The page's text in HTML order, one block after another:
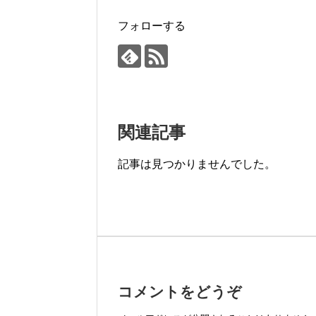
フォローする
関連記事
記事は見つかりませんでした。
コメントをどうぞ